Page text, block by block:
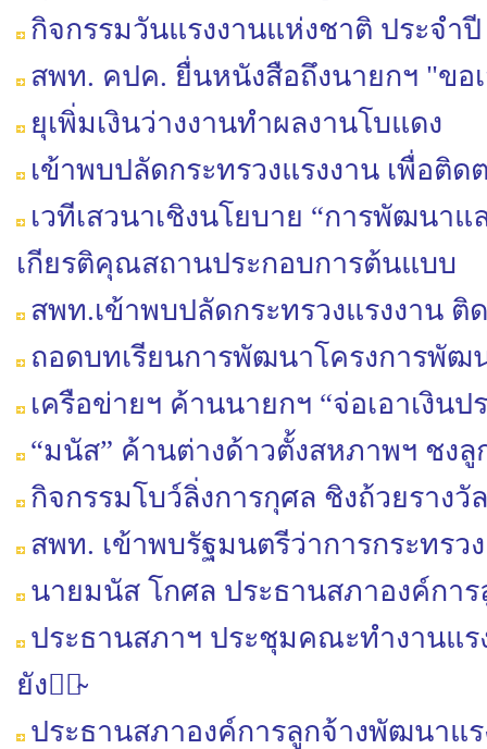
กิจกรรมวันแรงงานแห่งชาติ ประจำปี
สพท. คปค. ยื่นหนังสือถึงนายกฯ "ขอ
ยุเพิ่มเงินว่างงานทำผลงานโบแดง
เข้าพบปลัดกระทรวงแรงงาน เพื่อติ
เวทีเสวนาเชิงนโยบาย “การพัฒนา
เกียรติคุณสถานประกอบการต้นแบบ
สพท.เข้าพบปลัดกระทรวงแรงงาน
ถอดบทเรียนการพัฒนาโครงการพัฒ
เครือข่ายฯ ค้านนายกฯ “จ่อเอาเงิ
“มนัส” ค้านต่างด้าวตั้งสหภาพฯ ชง
กิจกรรมโบว์ลิ่งการกุศล ชิงถ้วยราง
สพท. เข้าพบรัฐมนตรีว่าการกระทรว
นาย​มนัส​ โกศล​ ประธาน​สภา​องค์กา
ประธานสภาฯ ประชุมคณะทำ​งาน​แ
ยัง​มิ̴
ประธาน​สภา​องค์การ​ลูกจ้าง​พัฒนา​แร